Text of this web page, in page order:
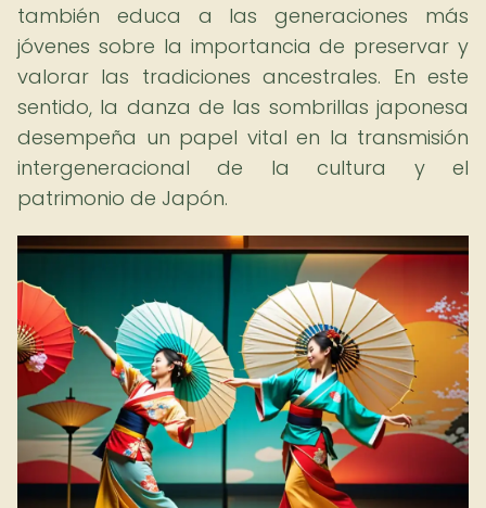
también educa a las generaciones más
jóvenes sobre la importancia de preservar y
valorar las tradiciones ancestrales. En este
sentido, la danza de las sombrillas japonesa
desempeña un papel vital en la transmisión
intergeneracional de la cultura y el
patrimonio de Japón.